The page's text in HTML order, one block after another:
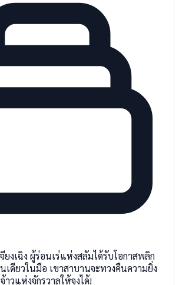
งเฉิง ผู้ร่อนเร่แห่งสลัมได้รับโอกาสพลิก
เดียวในมือ เขาสาบานจะทวงคืนความยิ่ง
วแห่งจักรวาลให้จงได้!